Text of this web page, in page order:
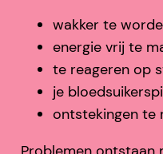
wakker te
energie vrij te
te reageren op
je
ontstekingen te